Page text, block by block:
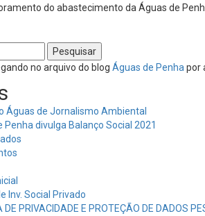
do abastecimento da Águas de
no arquivo do blog Águas de Penha por
Águas de Jornalismo Ambiental
Penha divulga Balanço Social 2021
Inv. Social Privado
DE PRIVACIDADE E PROTEÇÃO DE DADOS